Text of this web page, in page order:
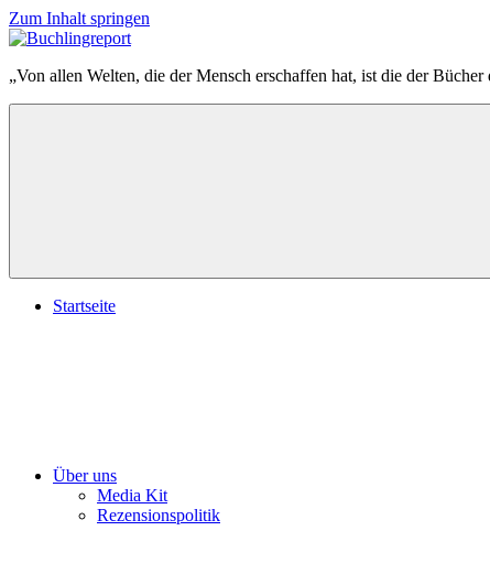
Zum Inhalt springen
Buchlingreport
„Von allen Welten, die der Mensch erschaffen hat, ist die der
Startseite
Über uns
Media Kit
Rezensionspolitik